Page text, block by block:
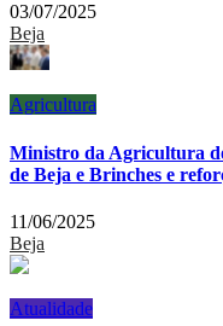
03/07/2025
Beja
Agricultura
Ministro da Agricultura
de Beja e Brinches e
11/06/2025
Beja
Atualidade